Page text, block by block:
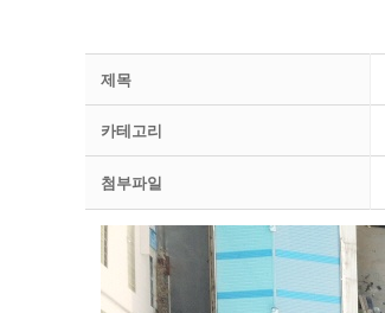
제목
카테고리
첨부파일